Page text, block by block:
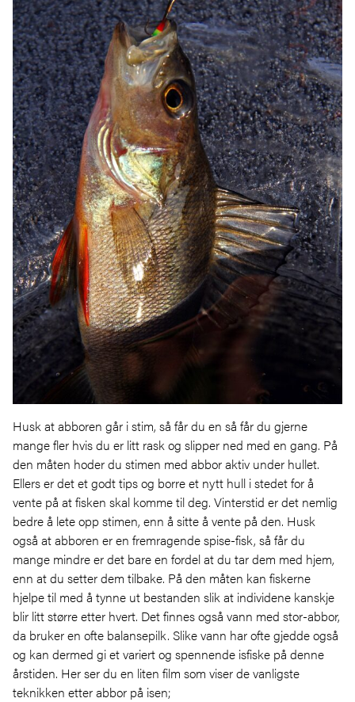
Husk at abboren går i stim, så får du en så får du gjerne
mange fler hvis du er litt rask og slipper ned med en gang. På
den måten hoder du stimen med abbor aktiv under hullet.
Ellers er det et godt tips og borre et nytt hull i stedet for å
vente på at fisken skal komme til deg. Vinterstid er det nemlig
bedre å lete opp stimen, enn å sitte å vente på den. Husk
også at abboren er en fremragende spise-fisk, så får du
mange mindre er det bare en fordel at du tar dem med hjem,
enn at du setter dem tilbake. På den måten kan fiskerne
hjelpe til med å tynne ut bestanden slik at individene kanskje
blir litt større etter hvert. Det finnes også vann med stor-abbor,
da bruker en ofte balansepilk. Slike vann har ofte gjedde også
og kan dermed gi et variert og spennende isfiske på denne
årstiden. Her ser du en liten film som viser de vanligste
teknikken etter abbor på isen;